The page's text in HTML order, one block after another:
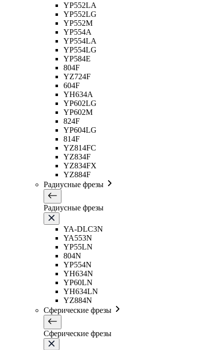
YP552LA
YP552LG
YP552M
YP554A
YP554LA
YP554LG
YP584E
804F
YZ724F
604F
YH634A
YP602LG
YP602M
824F
YP604LG
814F
YZ814FC
YZ834F
YZ834FX
YZ884F
Радиусные фрезы
Радиусные фрезы
YA-DLC3N
YA553N
YP55LN
804N
YP554N
YH634N
YP60LN
YH634LN
YZ884N
Сферические фрезы
Сферические фрезы